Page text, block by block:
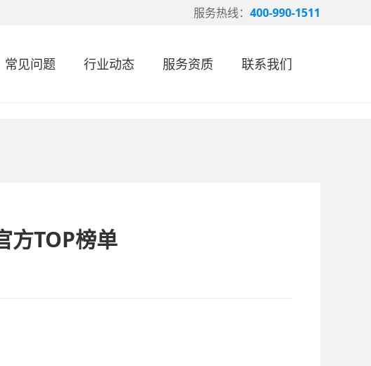
服务热线： 400-990-1511
常见问题 行业动态 服务资质 联系我们
方TOP榜单